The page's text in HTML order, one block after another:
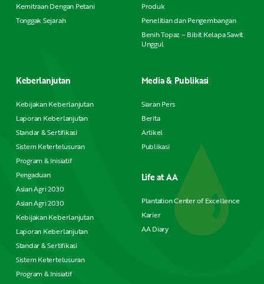
Kemitraan Dengan Petani
Tonggak Sejarah
Produk
Penelitian dan Pengembangan
Benih Topaz – Bibit Kelapa Sawit
Unggul
Keberlanjutan
Kebijakan Keberlanjutan
Laporan Keberlanjutan
Standar & Sertifikasi
Sistem Ketertelusuran
Program & Inisiatif
Pengaduan
Asian Agri 2030
Asian Agri 2030
Kebijakan Keberlanjutan
Laporan Keberlanjutan
Standar & Sertifikasi
Sistem Ketertelusuran
Program & Inisiatif
Media & Publikasi
Siaran Pers
Berita
Artikel
Publikasi
Life at AA
Plantation Center of Excellence
Karier
AA Diary